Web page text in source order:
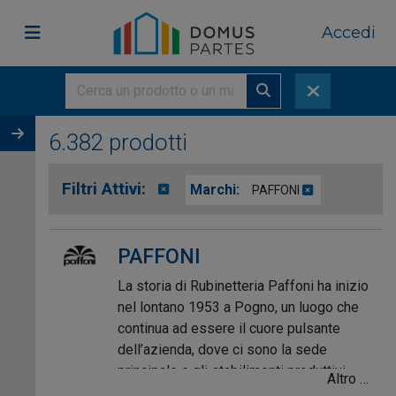
Accedi
6.382 prodotti
Filtri Attivi: Marchi: PAFFONI
PAFFONI
La storia di Rubinetteria Paffoni ha inizio
nel lontano 1953 a Pogno, un luogo che
continua ad essere il cuore pulsante
dell’azienda, dove ci sono la sede
principale e gli stabilimenti produttivi.Altro …